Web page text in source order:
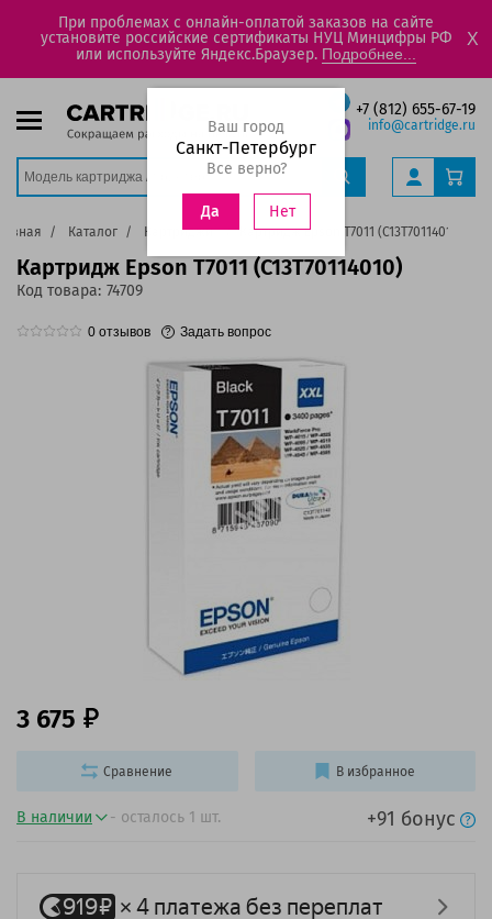
При проблемах с онлайн-оплатой заказов на сайте
установите российские сертификаты НУЦ Минцифры РФ
или используйте Яндекс.Браузер. Подробнее...
X
+7 (812) 655-67-19
info@cartridge.ru
Ваш город
Санкт-Петербург
Все верно?
Да Нет
Каталог Картриджи Картридж Epson T7011 (C13T70114010)
Картридж Epson T7011 (C13T70114010)
Код товара: 74709
0 отзывов Задать вопрос
В наличии - осталось 1 шт. +91 бонус
3 675
Сравнение В избранное